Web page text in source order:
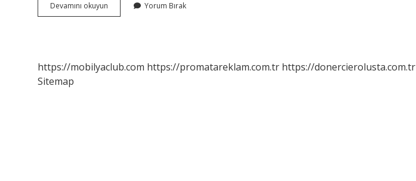
Devamını okuyun
Ne
Yorum Bırak
https://mobilyaclub.com https://promatareklam.com.tr https://donercierolusta.com.tr
Sitemap